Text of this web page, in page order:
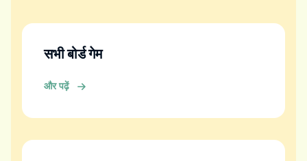
सभी बोर्ड गेम
और पढ़ें